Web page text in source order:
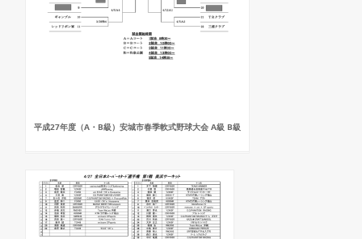
平成27年度（A・B級）安城市春季軟式野球大会 A級 B級